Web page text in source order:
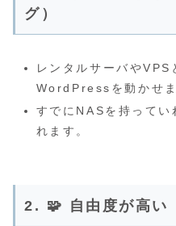
グ）
レンタルサーバやVPS
WordPressを動かせま
すでにNASを持ってい
れます。
2. 🧩 自由度が高い